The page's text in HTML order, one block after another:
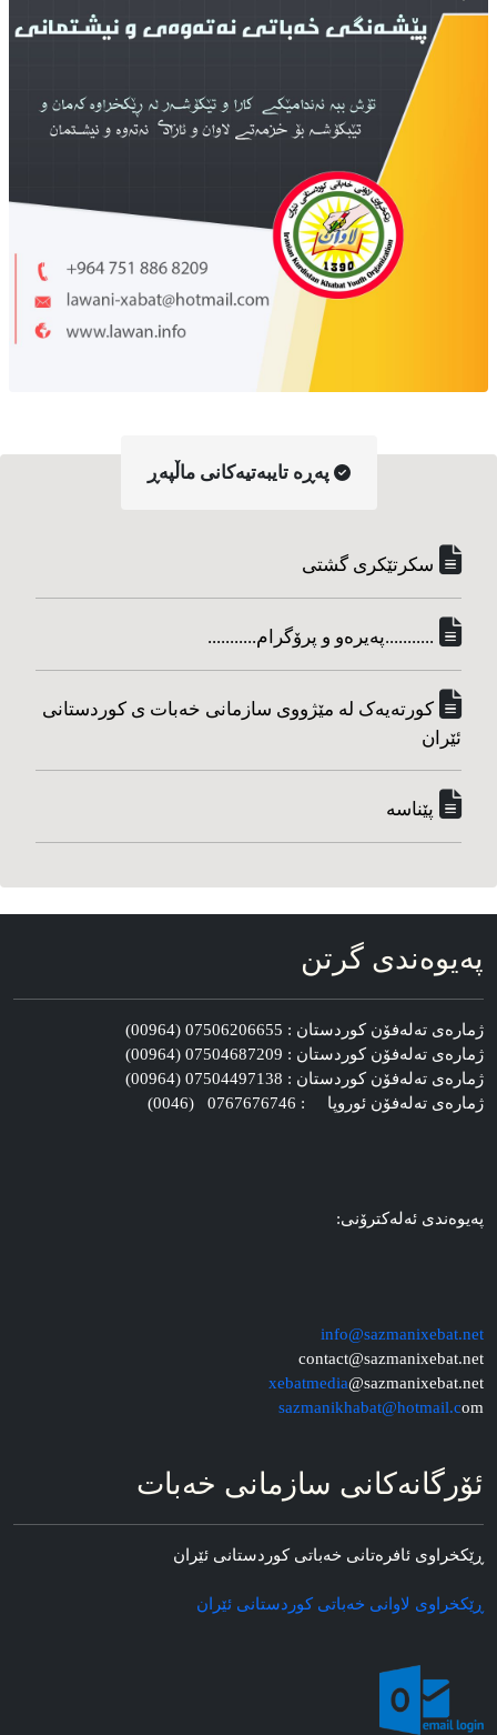
په‌ڕه‌ تایبه‌تیه‌کانی ماڵپه‌ڕ
سکرتێکری گشتی
...........په‌یره‌و و پرۆگرام...........
کورته‌یه‌ک له مێژووی سازمانی خه‌بات ی کوردستانی
ئێران
پێناسه‌
په‌یوه‌ندی گرتن
ژماره‌ی ته‌له‌فۆن کوردستان : 07506206655 (00964)
ژماره‌ی ته‌له‌فۆن کوردستان : 07504687209 (00964)
ژماره‌ی ته‌له‌فۆن کوردستان : 07504497138 (00964)
ژماره‌ی ته‌له‌فۆن ئوروپا : 0767676746 (0046)
په‌یوه‌ندی ئه‌له‌کترۆنی:
info@sazmanixebat.net
contact@sazmanixebat.net
xebatmedia@sazmanixebat.net
sazmanikhabat@hotmail.com
ئۆرگانه‌کانی سازمانی خه‌بات
ڕێکخراوی ئافره‌تانی خه‌باتی کوردستانی ئێران
ڕێکخراوی لاوانی خه‌باتی کوردستانی ئێران